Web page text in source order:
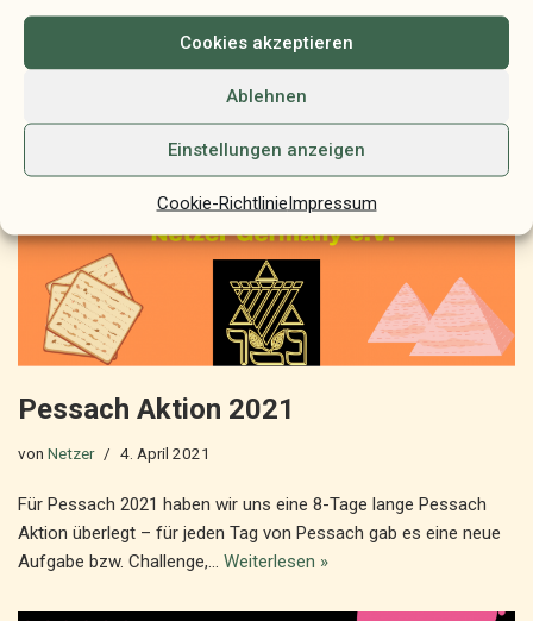
Cookies akzeptieren
Ablehnen
Einstellungen anzeigen
Cookie-RichtlinieImpressum
Pessach Aktion 2021
von Netzer 4. April 2021
Für Pessach 2021 haben wir uns eine 8-Tage lange Pessach
Aktion überlegt – für jeden Tag von Pessach gab es eine neue
Aufgabe bzw. Challenge,… Weiterlesen »